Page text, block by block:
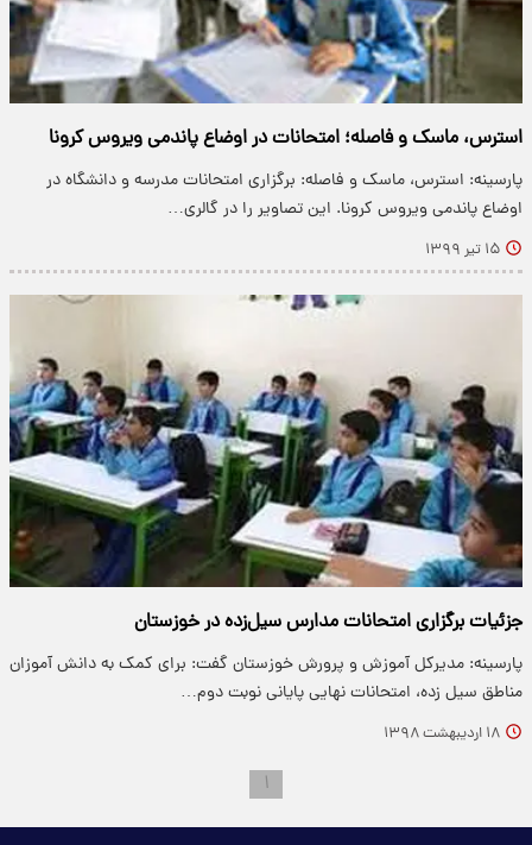
استرس، ماسک و فاصله؛ امتحانات در اوضاع پاندمی ویروس کرونا
پارسینه: استرس، ماسک و فاصله: برگزاری امتحانات مدرسه و دانشگاه در
اوضاع پاندمی ویروس کرونا. این تصاویر را در گالری…
۱۵ تیر ۱۳۹۹
جزئیات برگزاری امتحانات مدارس سیل‌زده در خوزستان
پارسینه: مدیرکل آموزش و پرورش خوزستان گفت: برای کمک به دانش آموزان
مناطق سیل زده، امتحانات نهایی پایانی نوبت دوم…
۱۸ اردیبهشت ۱۳۹۸
۱